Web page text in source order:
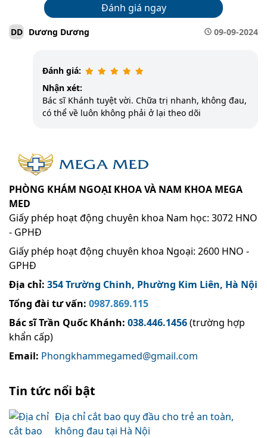
Đánh giá ngay
DD Dương Dương 09-09-2024
Đánh giá:
Nhận xét:
Bác sĩ Khánh tuyệt vời. Chữa trị nhanh, không đau,
có thể về luôn không phải ở lại theo dõi
PHÒNG KHÁM NGOẠI KHOA VÀ NAM KHOA MEGA
MED
Giấy phép hoạt động chuyên khoa Nam học: 3072 HNO
- GPHĐ
Giấy phép hoạt động chuyên khoa Ngoại: 2600 HNO -
GPHĐ
Địa chỉ: 354 Trường Chinh, Phường Kim Liên, Hà Nội
Tổng đài tư vấn: 0987.869.115
Bác sĩ Trần Quốc Khánh: 038.446.1456(trường hợp
khẩn cấp)
Email: Phongkhammegamed@gmail.com
Tin tức nổi bật
Địa chỉ cắt bao quy đầu cho trẻ an toàn,
không đau tại Hà Nội